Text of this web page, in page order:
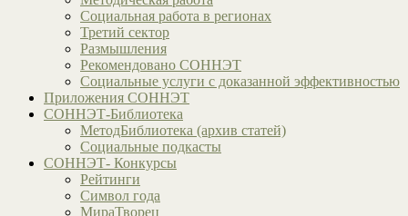
Социальная работа в регионах
Третий сектор
Размышления
Рекомендовано СОННЭТ
Социальные услуги с доказанной эффективностью
Приложения СОННЭТ
СОННЭТ-Библиотека
МетодБиблиотека (архив статей)
Социальные подкасты
СОННЭТ- Конкурсы
Рейтинги
Символ года
МираТворец